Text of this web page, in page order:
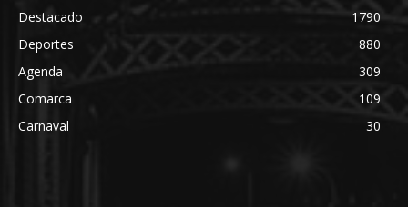
Destacado
1790
Deportes
880
Agenda
309
Comarca
109
Carnaval
30